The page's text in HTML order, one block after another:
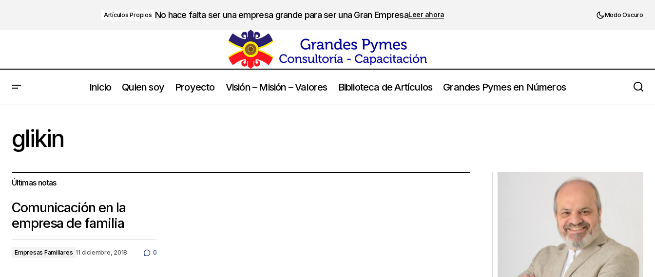
Artículos Propios No hace falta ser una empresa grande para ser una Gran EmpresaLeer ahora Modo Oscuro
Inicio Quien soy Proyecto Visión – Misión – Valores Biblioteca de Artículos Grandes Pymes en Números
glikin
Últimas notas
Comunicación en la
empresa de familia
Empresas Familiares 11 diciembre, 2018 0